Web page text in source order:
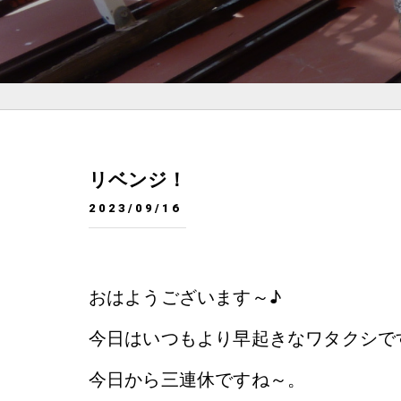
リベンジ！
2023/09/16
おはようございます～♪
今日はいつもより早起きなワタクシで
今日から三連休ですね～。